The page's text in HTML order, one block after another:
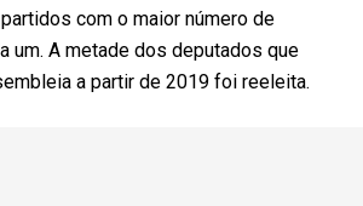
com o maior número de
um. A metade dos deputados que
a partir de 2019 foi reeleita.